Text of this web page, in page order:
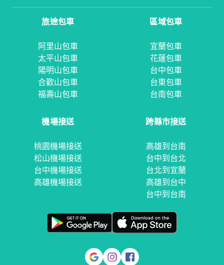
旅途包車
阿里山包車
太平山包車
陽明山包車
合歡山包車
福壽山包車
區域包車
宜蘭包車
花蓮包車
台中包車
台東包車
台南包車
機場接送
桃園機場接送
松山機場接送
台中機場接送
高雄機場接送
跨縣市接送
高雄到台南
台中到台北
台北到宜蘭
高雄到台中
台中到台南